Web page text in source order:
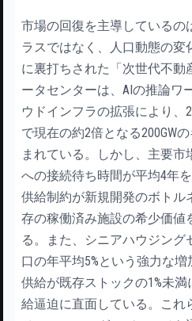
市場の回復を主導しているの
ラスではなく、人口動態の変
に裏打ちされた「次世代不動
ータセンターは、AIの推論ワ
ウドインフラの拡張により、
で現在の約2倍となる200GW
まれている。しかし、主要市
への接続待ち時間が平均4年
供給制約が新規開発のボトル
存の稼働済み施設の希少価値
る。また、シニアハウジング
口の年平均5%という強力な
供給が既存ストックの1%未
給逼迫に直面している。これ